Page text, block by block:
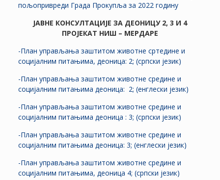
пољопривреди Града Прокупља за 2022 годину
ЈАВНЕ КОНСУЛТАЦИЈЕ ЗА ДЕОНИЦУ 2, 3 И 4
ПРОЈЕКАТ НИШ – МЕРДАРЕ
-План управљања заштитом животне сртедине и
социјалним питањима, деоница: 2; (српски језик)
-План управљања заштитом животне средине и
социјалним питањима деоница: 2; (енглески језик)
-План управљања заштитом животне средине и
социјалним питањима деоница : 3; (српски језик)
-План управљања заштитом животне средине и
социјалним питањима деоница: 3; (енглески језик)
-План управљања заштитом животне средине и
социјалним питањима, деоница 4; (српски језик)